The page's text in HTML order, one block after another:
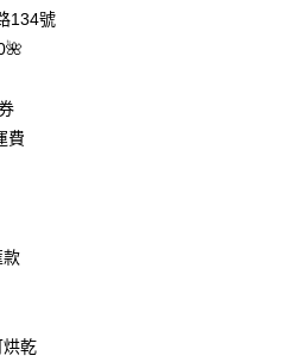
訂單成立後會自動跳轉到大哥付的交易
的期數、繳款截止日，確認付款後即完
額請依後續交易確認頁面所載為準。
交易或遇審核未通過，訂單將自動取
表示未達大哥付你分期系統評分，恕無
付你分期」於每月結算日後寄送繳費提
「超商條碼／台灣大直營門市／銀行轉
通路繳費。
才付款」的支付方式。 讓您購物簡單
、不需儲值。
，即可結帳。
付款。
付」後，將跳轉至「AFTEE先享後付」
後，即可完成結帳。
通知簡訊。
擊此簡訊中的連結，可透過四大超商／
)免運費
134號
費
烘乾